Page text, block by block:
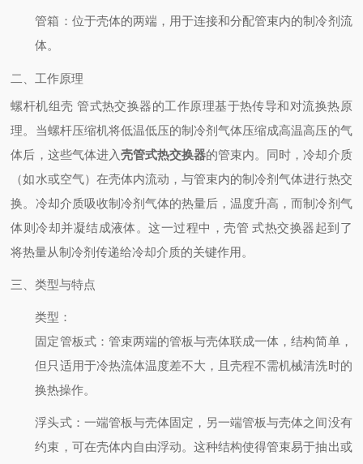
管箱 ：位于壳体的两端，用于连接和分配管束内的制冷剂流
体。
二、工作原理
螺杆机组壳 管式热交换器的工作原理基于热传导和对流换热原
理。当螺杆压缩机将低温低压的制冷剂气体压缩成高温高压的气
体后，这些气体进入壳管式热交换器的管束内。同时，冷却介质
（如水或空气）在壳体内流动，与管束内的制冷剂气体进行热交
换。冷却介质吸收制冷剂气体的热量后，温度升高，而制冷剂气
体则冷却并凝结成液体。这一过程中，壳管 式热交换器起到了
将热量从制冷剂传递给冷却介质的关键作用。
三、类型与特点
类型 ：
固定管板式：管束两端的管板与壳体联成一体，结构简单，
但只适用于冷热流体温度差不大，且壳程不需机械清洗时的
换热操作。
浮头式：一端管板与壳体固定，另一端管板与壳体之间没有
约束，可在壳体内自由浮动。这种结构使得管束易于抽出或